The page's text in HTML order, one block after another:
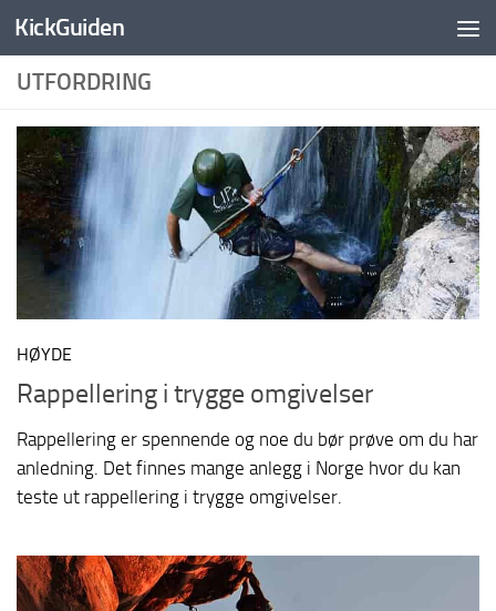
Skip to content
KickGuiden
UTFORDRING
HØYDE
Rappellering i trygge omgivelser
Rappellering er spennende og noe du bør prøve om du har
anledning. Det finnes mange anlegg i Norge hvor du kan
teste ut rappellering i trygge omgivelser.